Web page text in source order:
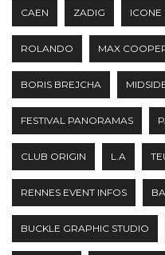
CAEN ZADIG ICONE
ROLANDO MAX
BORIS BREJCHA
FESTIVAL PANORAMAS
CLUB ORIGIN L.A
RENNES EVENT INFOS
BUCKLE GRAPHIC STUDIO